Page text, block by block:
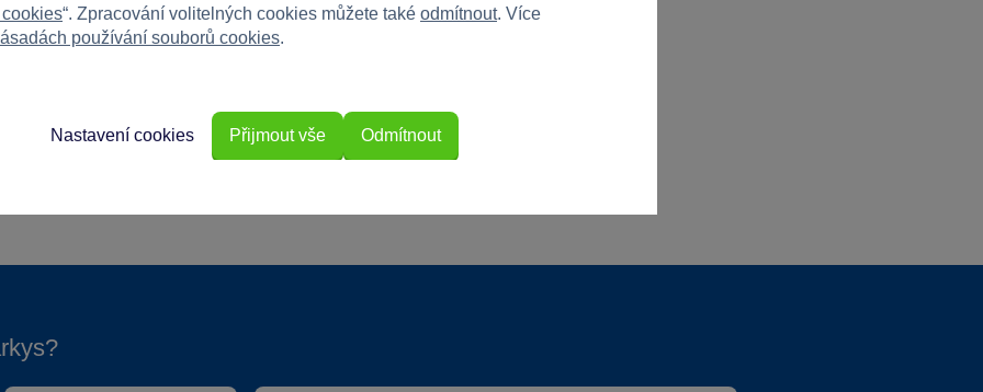
“. Zpracování volitelných cookies můžete také odmítnout. Více
používání souborů cookies.
Odmítnout
Nastavení cookies Přijmout vše